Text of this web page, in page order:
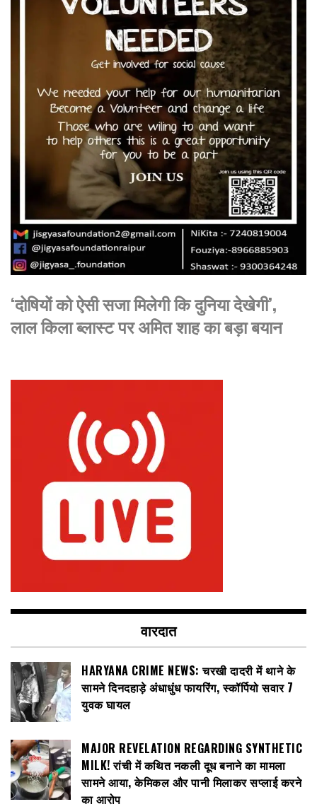
‘दोषियों को ऐसी सजा मिलेगी कि दुनिया देखेगी’,
लाल किला ब्लास्ट पर अमित शाह का बड़ा बयान
वारदात
HARYANA CRIME NEWS: चरखी दादरी में थाने के
सामने दिनदहाड़े अंधाधुंध फायरिंग, स्कॉर्पियो सवार 7
युवक घायल
MAJOR REVELATION REGARDING SYNTHETIC
MILK! रांची में कथित नकली दूध बनाने का मामला
सामने आया, केमिकल और पानी मिलाकर सप्लाई करने
का आरोप